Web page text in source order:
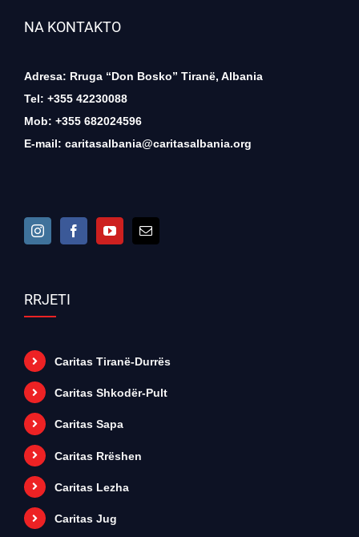
NA KONTAKTO
Adresa: Rruga “Don Bosko” Tiranë, Albania
Tel: +355 42230088
Mob: +355 682024596
E-mail: caritasalbania@caritasalbania.org
RRJETI
Caritas Tiranë-Durrës
Caritas Shkodër-Pult
Caritas Sapa
Caritas Rrëshen
Caritas Lezha
Caritas Jug